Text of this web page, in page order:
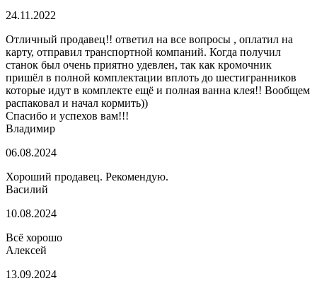
24.11.2022
Отличный продавец!! ответил на все вопросы , оплатил на
карту, отправил транспортной компаний. Когда получил
станок был очень приятно удевлен, так как кромочник
пришёл в полной комплектации вплоть до шестигранников
которые идут в комплекте ещё и полная ванна клея!! Вообщем
распаковал и начал кормить))
Спасибо и успехов вам!!!
Владимир
06.08.2024
Хороший продавец. Рекомендую.
Василий
10.08.2024
Всё хорошо
Алексей
13.09.2024